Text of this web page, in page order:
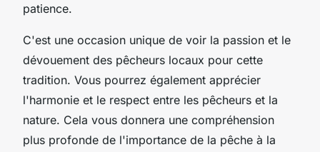
patience.
C'est une occasion unique de voir la passion et le
dévouement des pêcheurs locaux pour cette
tradition. Vous pourrez également apprécier
l'harmonie et le respect entre les pêcheurs et la
nature. Cela vous donnera une compréhension
plus profonde de l'importance de la pêche à la